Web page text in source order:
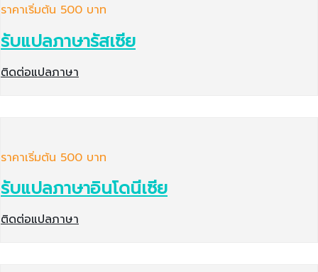
ราคาเริ่มต้น 500 บาท
รับแปลภาษารัสเซีย
ติดต่อแปลภาษา
ราคาเริ่มต้น 500 บาท
รับแปลภาษาอินโดนีเซีย
ติดต่อแปลภาษา